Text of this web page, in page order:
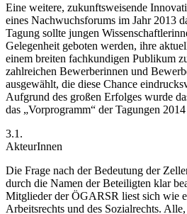
Eine weitere, zukunftsweisende
eines Nachwuchsforums im Jahr 2013
Tagung sollte jungen
Gelegenheit geboten werden, ihre
einem breiten fachkundigen Publikum
zahlreichen Bewerberinnen und
ausgewählt, die diese Chance
Aufgrund des großen Erfolges wurde
das „Vorprogramm“ der Tagungen
3.1.
AkteurInnen
Die Frage nach der Bedeutung der
durch die Namen der Beteiligten klar
Mitglieder der ÖGARSR liest sich wie
Arbeitsrechts und des Sozialrechts.